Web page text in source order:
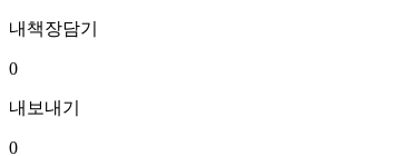
내책장담기
0
내보내기
0